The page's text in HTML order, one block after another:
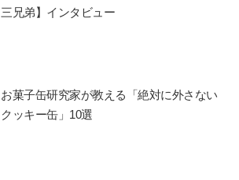
三兄弟】インタビュー
お菓子缶研究家が教える「絶対に外さない
クッキー缶」10選